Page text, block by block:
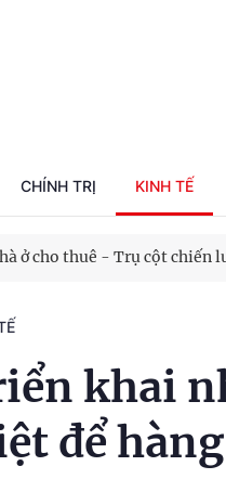
CHÍNH TRỊ KINH TẾ
tế nhà nước trong kỷ
ở cho thuê - Trụ cột chiến
khai
để